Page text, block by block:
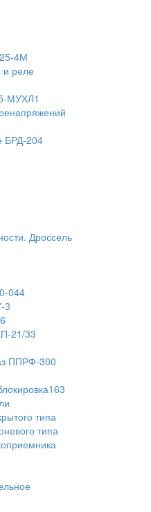
4М
реле
МУХЛ1
БРД-204
Дроссель
044
3
21/33
ППРФ-300
типа
типа